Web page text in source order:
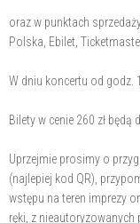
oraz w punktach
Polska, Ebilet,
W dniu koncertu od godz.
Bilety w cenie 260 zł
Uprzejmie prosimy o
(najlepiej kod QR),
wstępu na teren imprezy
ręki, z nieautoryzowanych